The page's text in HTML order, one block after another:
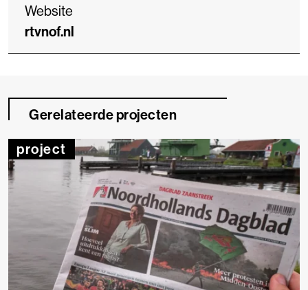
Website
rtvnof.nl
Gerelateerde projecten
project